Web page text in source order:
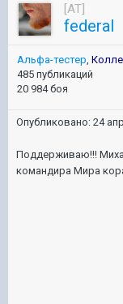
[AT]
federal
Альфа-тестер
485 публикаций
20 984 боя
Опубликовано: 24
Поддерживаю!!!
командира Мира